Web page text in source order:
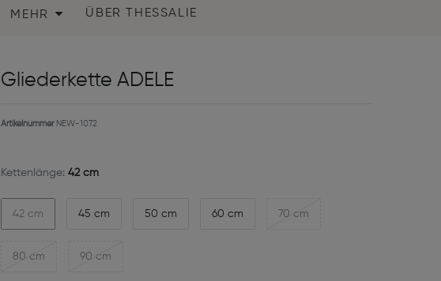
MEHR ÜBER THESSALIE
Gliederkette ADELE
Artikelnummer NEW-1072
Kettenlänge: 42 cm
42 cm 45 cm 50 cm 60 cm 70 cm
80 cm 90 cm